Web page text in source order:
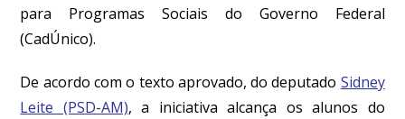
para Programas Sociais do Governo Federal
(CadÚnico).
De acordo com o texto aprovado, do deputado Sidney
Leite (PSD-AM), a iniciativa alcança os alunos do